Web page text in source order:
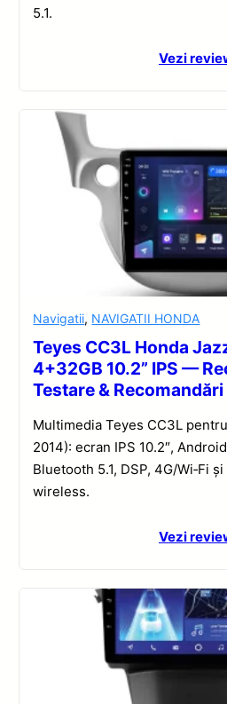
5.1.
Vezi
Navigatii, NAVIGATII HONDA
Teyes CC3L Honda
4+32GB 10.2” IPS —
Testare & Recomandări
Multimedia Teyes CC3L
2014): ecran IPS 10.2″,
Bluetooth 5.1, DSP, 4G/Wi‑Fi
wireless.
Vezi